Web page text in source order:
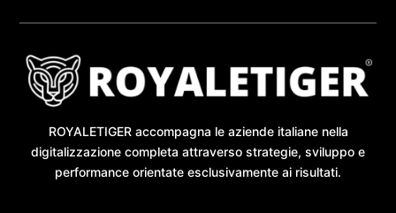
ROYALETIGER accompagna le aziende italiane nella
digitalizzazione completa attraverso strategie, sviluppo e
performance orientate esclusivamente ai risultati.